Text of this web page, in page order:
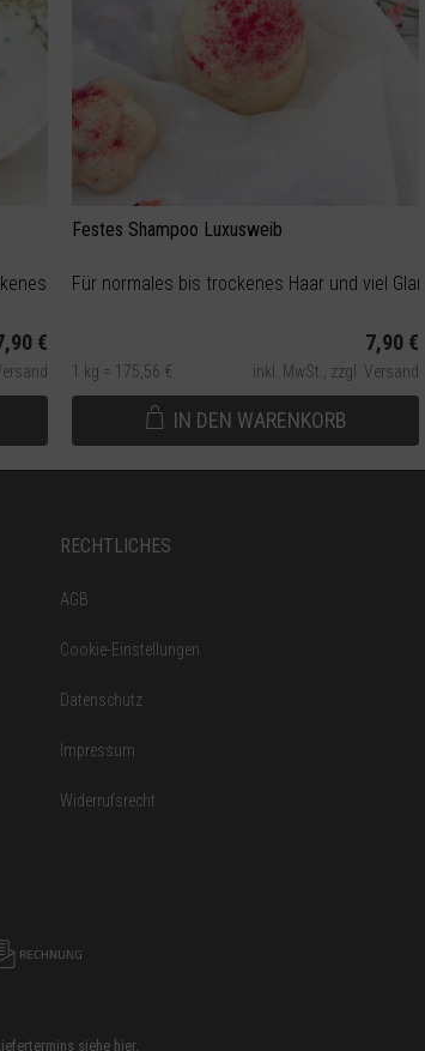
Haar
€
Festes Shampoo Luxusweib
Für normales bis trockenes Haar und viel Glanz
7,90 €
1 kg = 175,56 € inkl. MwSt., zzgl. Versand
IN DEN WARENKORB
RECHTLICHES
AGB
Cookie-Einstellungen
Datenschutz
Impressum
Widerrufsrecht
siehe hier.